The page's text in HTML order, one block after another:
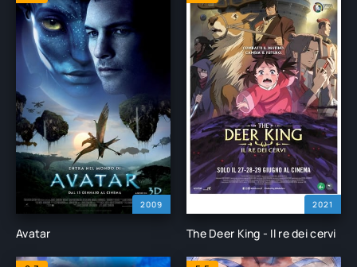
2009
Avatar
2021
The Deer King - Il re dei cervi